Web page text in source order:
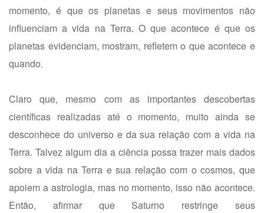
momento, é que os planetas e seus movimentos não
influenciam a vida na Terra. O que acontece é que os
planetas evidenciam, mostram, refletem o que acontece e
quando.
Claro que, mesmo com as importantes descobertas
científicas realizadas até o momento, muito ainda se
desconhece do universo e da sua relação com a vida na
Terra. Talvez algum dia a ciência possa trazer mais dados
sobre a vida na Terra e sua relação com o cosmos, que
apoiem a astrologia, mas no momento, isso não acontece.
Então, afirmar que Saturno restringe seus